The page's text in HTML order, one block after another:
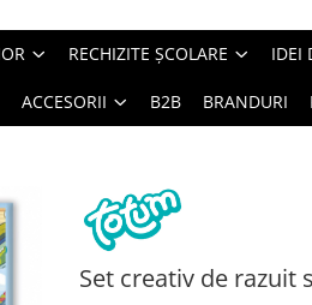
RECHIZITE ȘCOLARE IDEI
ACCESORII B2B BRANDURI
Set creativ de razuit